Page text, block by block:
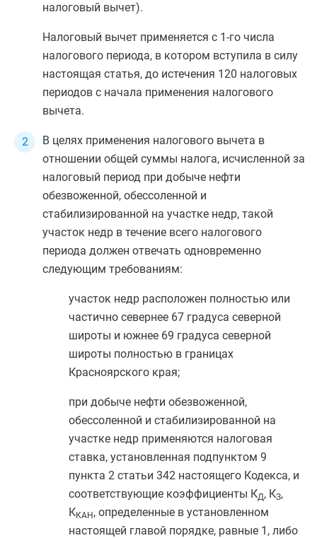
налоговый вычет).
Налоговый вычет применяется с 1-го числа
налогового периода, в котором вступила в силу
настоящая статья, до истечения 120 налоговых
периодов с начала применения налогового
вычета.
В целях применения налогового вычета в
отношении общей суммы налога, исчисленной за
налоговый период при добыче нефти
обезвоженной, обессоленной и
стабилизированной на участке недр, такой
участок недр в течение всего налогового
периода должен отвечать одновременно
следующим требованиям:
участок недр расположен полностью или
частично севернее 67 градуса северной
широты и южнее 69 градуса северной
широты полностью в границах
Красноярского края;
при добыче нефти обезвоженной,
обессоленной и стабилизированной на
участке недр применяются налоговая
ставка, установленная подпунктом 9
пункта 2 статьи 342 настоящего Кодекса, и
соответствующие коэффициенты КД, КЗ,
ККАН , определенные в установленном
настоящей главой порядке, равные 1, либо